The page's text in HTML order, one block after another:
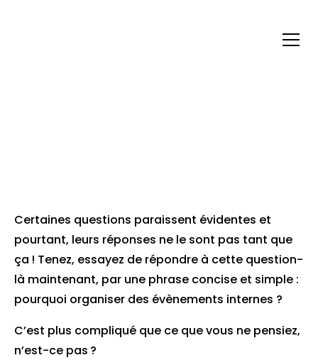
Certaines questions paraissent évidentes et
pourtant, leurs réponses ne le sont pas tant que
ça ! Tenez, essayez de répondre à cette question-
là maintenant, par une phrase concise et simple :
pourquoi organiser des évènements internes ?
C’est plus compliqué que ce que vous ne pensiez,
n’est-ce pas ?